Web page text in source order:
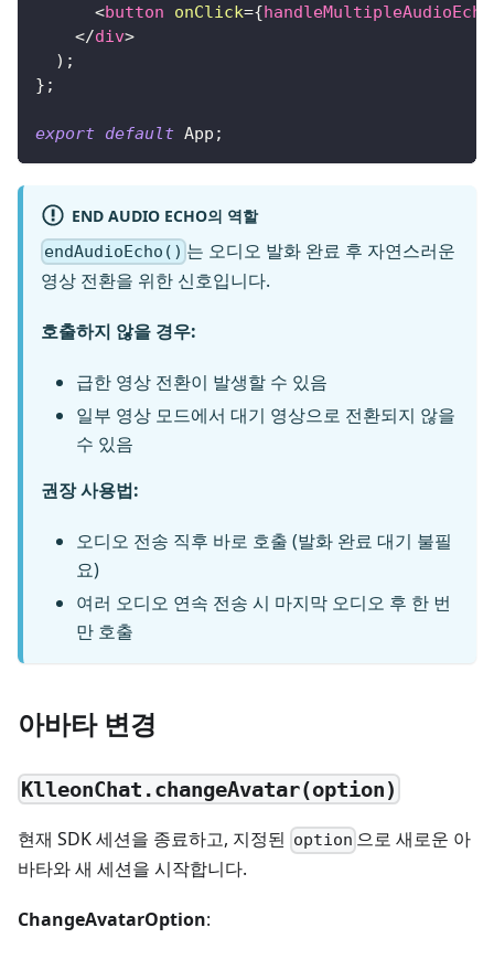
<button onClick={handleMultipleAudioEcho
</div>
) ;
} ;
export default App ;
END AUDIO ECHO의 역할
endAudioEcho() 는 오디오 발화 완료 후 자연스러운
영상 전환을 위한 신호입니다.
호출하지 않을 경우:
급한 영상 전환이 발생할 수 있음
일부 영상 모드에서 대기 영상으로 전환되지 않을
수 있음
권장 사용법:
오디오 전송 직후 바로 호출 (발화 완료 대기 불필
요)
여러 오디오 연속 전송 시 마지막 오디오 후 한 번
만 호출
아바타 변경
KlleonChat.changeAvatar(option)
현재 SDK 세션을 종료하고, 지정된 option 으로 새로운 아
바타와 새 세션을 시작합니다.
ChangeAvatarOption: